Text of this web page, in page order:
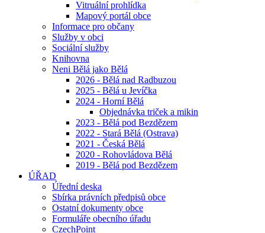
Vitruální prohlídka
Mapový portál obce
Informace pro občany
Služby v obci
Sociální služby
Knihovna
Neni Bělá jako Bělá
2026 - Bělá nad Radbuzou
2025 - Bělá u Jevíčka
2024 - Horní Bělá
Objednávka triček a mikin
2023 - Bělá pod Bezdězem
2022 - Stará Bělá (Ostrava)
2021 - Česká Bělá
2020 - Rohovládova Bělá
2019 - Bělá pod Bezdězem
ÚŘAD
Úřední deska
Sbírka právních předpisů obce
Ostatní dokumenty obce
Formuláře obecního úřadu
CzechPoint